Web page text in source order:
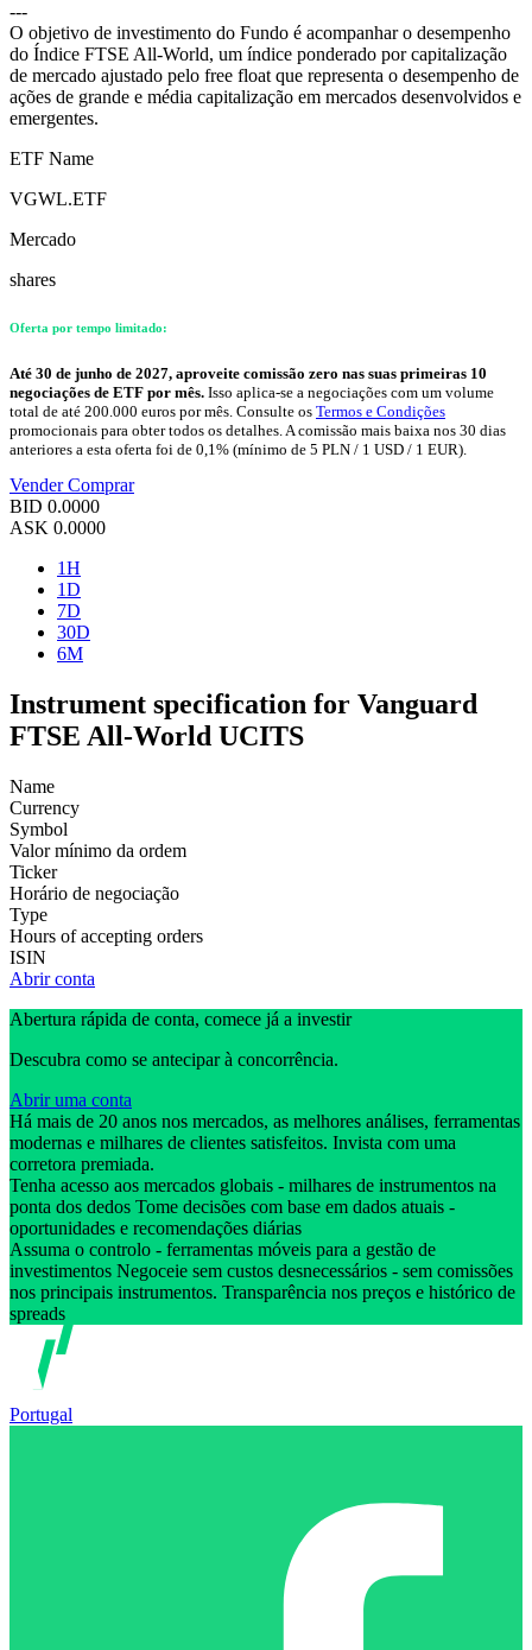
---
O objetivo de investimento do Fundo é acompanhar o desempenho
do Índice FTSE All-World, um índice ponderado por capitalização
de mercado ajustado pelo free float que representa o desempenho de
ações de grande e média capitalização em mercados desenvolvidos e
emergentes.
ETF Name
VGWL.ETF
Mercado
shares
Oferta por tempo limitado:
Até 30 de junho de 2027, aproveite comissão zero nas suas primeiras 10
negociações de ETF por mês. Isso aplica-se a negociações com um volume
total de até 200.000 euros por mês. Consulte os Termos e Condições
promocionais para obter todos os detalhes. A comissão mais baixa nos 30 dias
anteriores a esta oferta foi de 0,1% (mínimo de 5 PLN / 1 USD / 1 EUR).
VenderComprar
BID 0.0000
ASK 0.0000
1H
1D
7D
30D
6M
Instrument specification for Vanguard
FTSE All-World UCITS
Name
Currency
Symbol
Valor mínimo da ordem
Ticker
Horário de negociação
Type
Hours of accepting orders
ISIN
Abrir conta
Abertura rápida de conta, comece já a investir
Descubra como se antecipar à concorrência.
Abrir uma conta
Há mais de 20 anos nos mercados, as melhores análises, ferramentas
modernas e milhares de clientes satisfeitos. Invista com uma
corretora premiada.
Tenha acesso aos mercados globais - milhares de instrumentos na
ponta dos dedos Tome decisões com base em dados atuais -
oportunidades e recomendações diárias
Assuma o controlo - ferramentas móveis para a gestão de
investimentos Negoceie sem custos desnecessários - sem comissões
nos principais instrumentos. Transparência nos preços e histórico de
spreads
Portugal